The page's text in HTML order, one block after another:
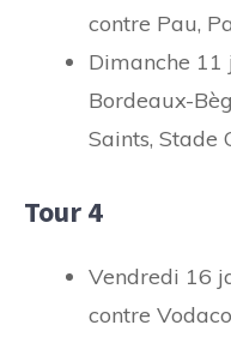
contre Pau,
Dimanche 11
Bordeaux-
Saints, Stade
Tour 4
Vendredi 16
contre